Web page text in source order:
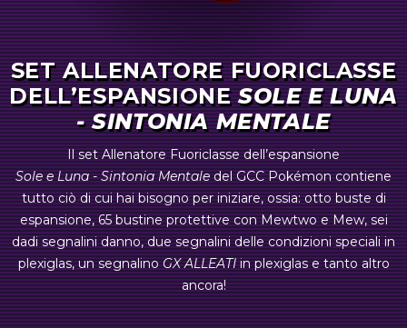
item 4
SET ALLENATORE FUORICLASSE
DELL’ESPANSIONESOLE E LUNA
- SINTONIA MENTALE
Il set Allenatore Fuoriclasse dell’espansione
Sole e Luna - Sintonia Mentaledel GCC Pokémon contiene
tutto ciò di cui hai bisogno per iniziare, ossia: otto buste di
espansione, 65 bustine protettive con Mewtwo e Mew, sei
dadi segnalini danno, due segnalini delle condizioni speciali in
plexiglas, un segnalinoGX ALLEATIin plexiglas e tanto altro
ancora!